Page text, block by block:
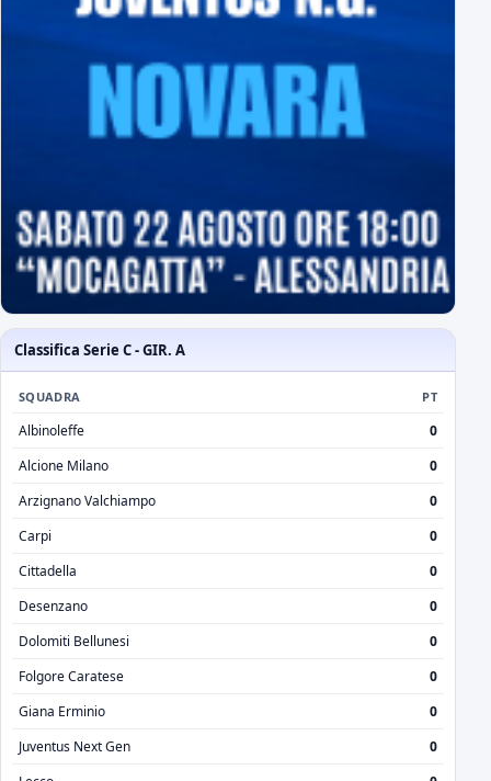
Classifica Serie C - GIR. A
SQUADRA PT
Albinoleffe
0
Alcione Milano
0
Arzignano Valchiampo
0
Carpi
0
Cittadella
0
Desenzano
0
Dolomiti Bellunesi
0
Folgore Caratese
0
Giana Erminio
0
Juventus Next Gen
0